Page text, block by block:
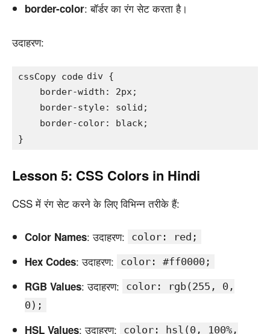
border-color: बॉर्डर का रंग सेट करता है।
उदाहरण:
cssCopy code div {
Lesson 5: CSS Colors in Hindi
CSS में रंग सेट करने के लिए विभिन्न तरीके हैं:
Color Names: उदाहरण: color: red;
Hex Codes: उदाहरण: color: #ff0000;
RGB Values: उदाहरण:
color: rgb(255, 0,
0);
HSL Values: उदाहरण: color: hsl(0, 100%,